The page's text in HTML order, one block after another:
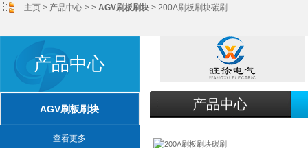
主页 > 产品中心 > > AGV刷板刷块 > 200A刷板刷块碳刷
产品中心
AGV刷板刷块
查看更多
产品中心